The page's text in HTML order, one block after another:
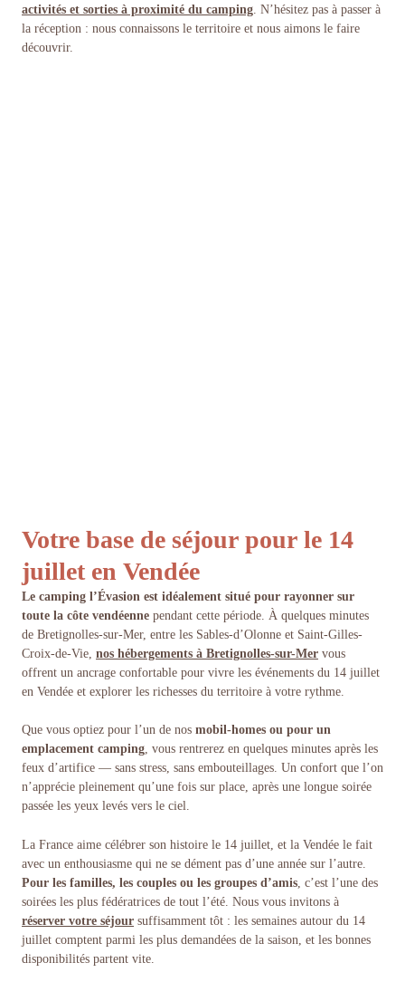
activités et sorties à proximité du camping . N’hésitez pas à passer à
la réception : nous connaissons le territoire et nous aimons le faire
découvrir.
Votre base de séjour pour le 14
juillet en Vendée
Le camping l’Évasion est idéalement situé pour rayonner sur
toute la côte vendéenne pendant cette période. À quelques minutes
de Bretignolles-sur-Mer, entre les Sables-d’Olonne et Saint-Gilles-
Croix-de-Vie, nos hébergements à Bretignolles-sur-Mer vous
offrent un ancrage confortable pour vivre les événements du 14 juillet
en Vendée et explorer les richesses du territoire à votre rythme.
Que vous optiez pour l’un de nos mobil-homes ou pour un
emplacement camping , vous rentrerez en quelques minutes après les
feux d’artifice — sans stress, sans embouteillages. Un confort que l’on
n’apprécie pleinement qu’une fois sur place, après une longue soirée
passée les yeux levés vers le ciel.
La France aime célébrer son histoire le 14 juillet, et la Vendée le fait
avec un enthousiasme qui ne se dément pas d’une année sur l’autre.
Pour les familles, les couples ou les groupes d’amis , c’est l’une des
soirées les plus fédératrices de tout l’été. Nous vous invitons à
réserver votre séjour suffisamment tôt : les semaines autour du 14
juillet comptent parmi les plus demandées de la saison, et les bonnes
disponibilités partent vite.